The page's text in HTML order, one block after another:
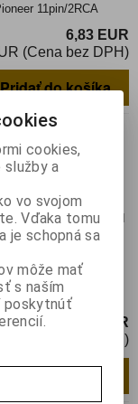
11pin/2RCA
6,83 EUR
(Cena bez DPH)
Pridať do košíka
24
platí pre sklad
0,02 kg
Alpine
6,95 EUR
(Cena bez DPH)
cookies,
služby a
vo svojom
Vďaka tomu
je schopná sa
môže mať
s naším
poskytnúť